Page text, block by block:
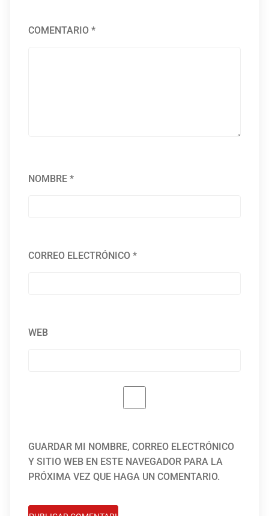
COMENTARIO*
NOMBRE*
CORREO ELECTRÓNICO*
WEB
GUARDAR MI NOMBRE, CORREO ELECTRÓNICO
Y SITIO WEB EN ESTE NAVEGADOR PARA LA
PRÓXIMA VEZ QUE HAGA UN COMENTARIO.